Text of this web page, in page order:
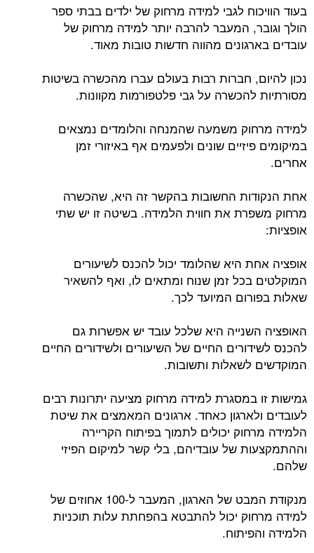
בעוד הוויכוח לגבי למידה מרחוק של ילדים בבתי ספר
הולך וגובר, המעבר להרבה יותר למידה מרחוק של
עובדים בארגונים מהווה חדשות טובות מאוד.
נכון להיום, חברות רבות בעולם עברו מהכשרה בשיטות
מסורתיות להכשרה על גבי פלטפורמות מקוונות.
למידה מרחוק משמעה שהמנחה והלומדים נמצאים
במיקומים פיזיים שונים ולפעמים אף באיזורי זמן
אחרים.
אחת הנקודות החשובות בהקשר זה היא, שהכשרה
מרחוק משפרת את חווית הלמידה. בשיטה זו יש שתי
אופציות:
אופציה אחת היא שהלומד יכול להכנס לשיעורים
המוקלטים בכל זמן שנוח ומתאים לו, ואף להשאיר
שאלות בפורום המיועד לכך.
האופציה השנייה היא שלכל עובד יש אפשרות גם
להכנס לשידורים החיים של השיעורים ולשידורים החיים
המוקדשים לשאלות ותשובות.
גמישות זו במסגרת למידה מרחוק מציעה יתרונות רבים
לעובדים ולארגון כאחד. ארגונים המאמצים את שיטת
הלמידה מרחוק יכולים לתמוך בפיתוח הקריירה
וההתמקצעות של עובדיהם, בלי קשר למיקום הפיזי
שלהם.
מנקודת המבט של הארגון, המעבר ל-100 אחוזים של
למידה מרחוק יכול להתבטא בהפחתת עלות תוכניות
הלמידה והפיתוח.